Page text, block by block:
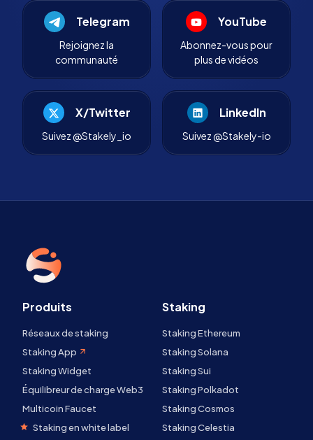
Telegram
Rejoignez la
communauté
YouTube
Abonnez-vous pour
plus de vidéos
X/Twitter
Suivez @Stakely_io
LinkedIn
Suivez @Stakely-io
Produits
Réseaux de staking
Staking App
Staking Widget
Équilibreur de charge Web3
Multicoin Faucet
Staking en white label
Staking
Staking Ethereum
Staking Solana
Staking Sui
Staking Polkadot
Staking Cosmos
Staking Celestia